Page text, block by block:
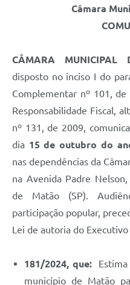
Câmara
CÂMARA MUNICIPAL
disposto no inciso I do
Complementar nº 101,
Responsabilidade Fiscal,
nº 131, de 2009,
dia 15 de outubro do
nas dependências da
na Avenida Padre
de Matão (SP).
participação popular,
Lei de autoria do
181/2024, que:
município de Matão